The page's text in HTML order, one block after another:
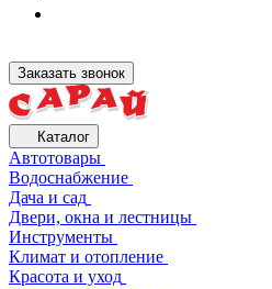
Заказать звонок
Каталог
Автотовары
Водоснабжение
Дача и сад
Двери, окна и лестницы
Инструменты
Климат и отопление
Красота и уход